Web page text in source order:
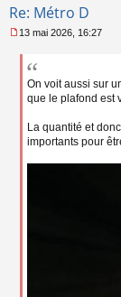
Re: Métro D
e
13 mai 2026, 16:27
On voit aussi sur
que le plafond est
La quantité et
importants pour